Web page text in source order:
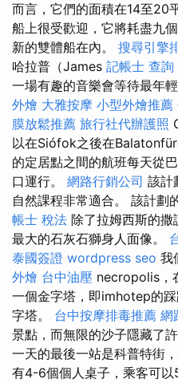
而言，它們的面積在14至20
船上很受歡迎，它將耗盡九
新的雙體船在內。 搜尋引擎
哈拉普（James 記帳士 查詢
一場有趣的音樂會等待最年
外燴 大雅按摩 小型外燴推薦
膜放鬆推薦 旅行社代辦護照
以在Siófok之後在
的定居點之間的航班每天從
口運行。 網路行銷公司 該計
自然課程非常適合。 該計劃
帳士 稅法 除了拉姆西斯的撒
最大的石灰石獅身人面像。
泰國簽證 wordpress seo 我
外燴 台中油壓 necropolis，
一個金字塔，即imhotep的
字塔。 台中按摩排毒推薦 網
景點，而無限的沙子隱藏了
一天的最後一站是科普特街
有4-6個個人桌子，乘客可以